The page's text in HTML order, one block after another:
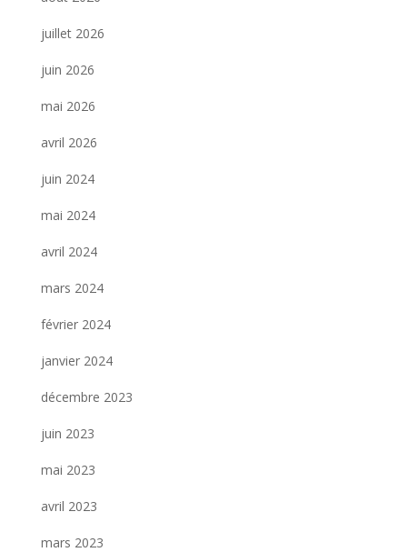
juillet 2026
juin 2026
mai 2026
avril 2026
juin 2024
mai 2024
avril 2024
mars 2024
février 2024
janvier 2024
décembre 2023
juin 2023
mai 2023
avril 2023
mars 2023